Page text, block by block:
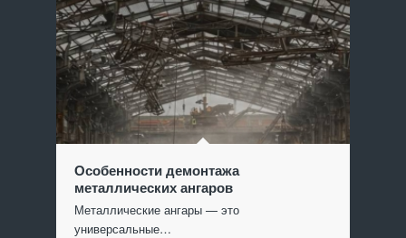
Особенности демонтажа
металлических ангаров
Металлические ангары — это
универсальные…